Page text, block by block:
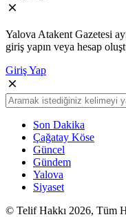
Yalova Atakent Gazetesi
giriş yapın veya hesap
Giriş Yap
Son Dakika
Çağatay Köse
Güncel
Gündem
Yalova
Siyaset
© Telif Hakkı 2026, Tüm